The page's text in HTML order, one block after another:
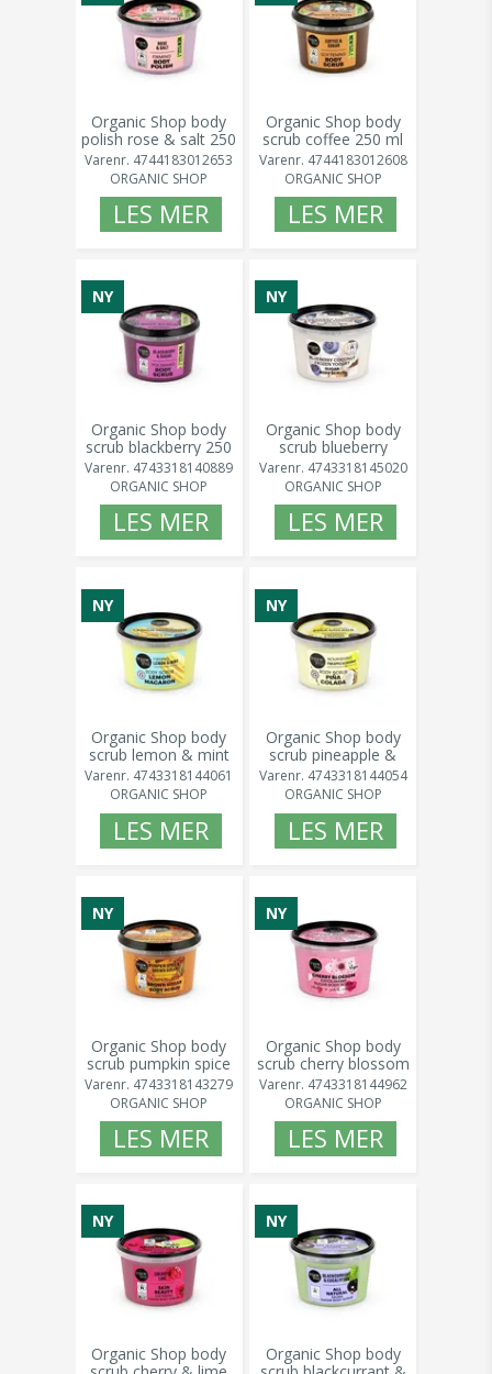
Organic Shop body
polish rose & salt 250
ml
Varenr. 4744183012653
ORGANIC SHOP
LES MER
Organic Shop body
scrub coffee 250 ml
Varenr. 4744183012608
ORGANIC SHOP
LES MER
NY
Organic Shop body
scrub blackberry 250
ml
Varenr. 4743318140889
ORGANIC SHOP
LES MER
NY
Organic Shop body
scrub blueberry
coconut frozen
yogurt 250
Varenr. 4743318145020
ORGANIC SHOP
LES MER
NY
Organic Shop body
scrub lemon & mint
250 ml
Varenr. 4743318144061
ORGANIC SHOP
LES MER
NY
Organic Shop body
scrub pineapple &
coconut 250 ml
Varenr. 4743318144054
ORGANIC SHOP
LES MER
NY
Organic Shop body
scrub pumpkin spice
& brown sugar 250
ml
Varenr. 4743318143279
ORGANIC SHOP
LES MER
NY
Organic Shop body
scrub cherry blossom
250 ml
Varenr. 4743318144962
ORGANIC SHOP
LES MER
NY
Organic Shop body
NY
Organic Shop body